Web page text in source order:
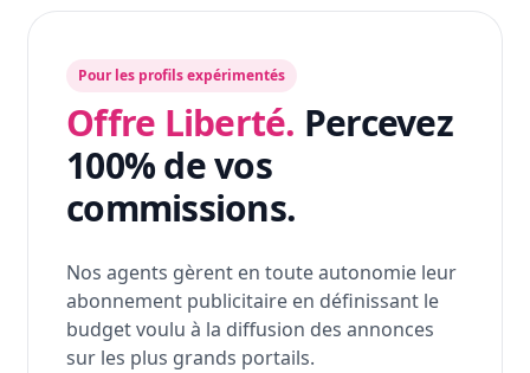
Pour les profils expérimentés
Offre Liberté. Percevez
100% de vos
commissions.
Nos agents gèrent en toute autonomie leur
abonnement publicitaire en définissant le
budget voulu à la diffusion des annonces
sur les plus grands portails.